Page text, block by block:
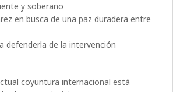
y soberano
en busca de una paz duradera entre
defenderla de la intervención
coyuntura internacional está